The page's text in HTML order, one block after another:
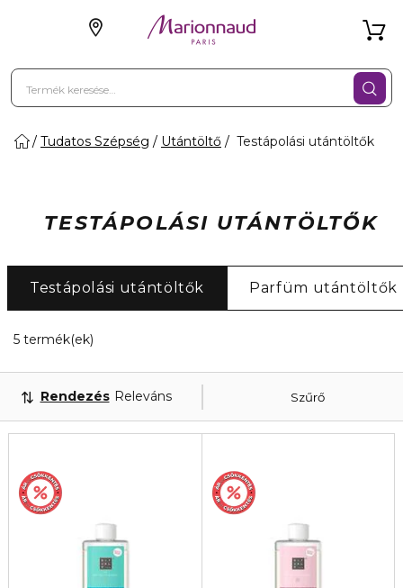
Tudatos Szépség Utántöltő Testápolási utántöltők
TESTÁPOLÁSI UTÁNTÖLTŐK
Testápolási utántöltők Parfüm utántöltők
5 termék(ek)
Szűrő
Rendezés Releváns